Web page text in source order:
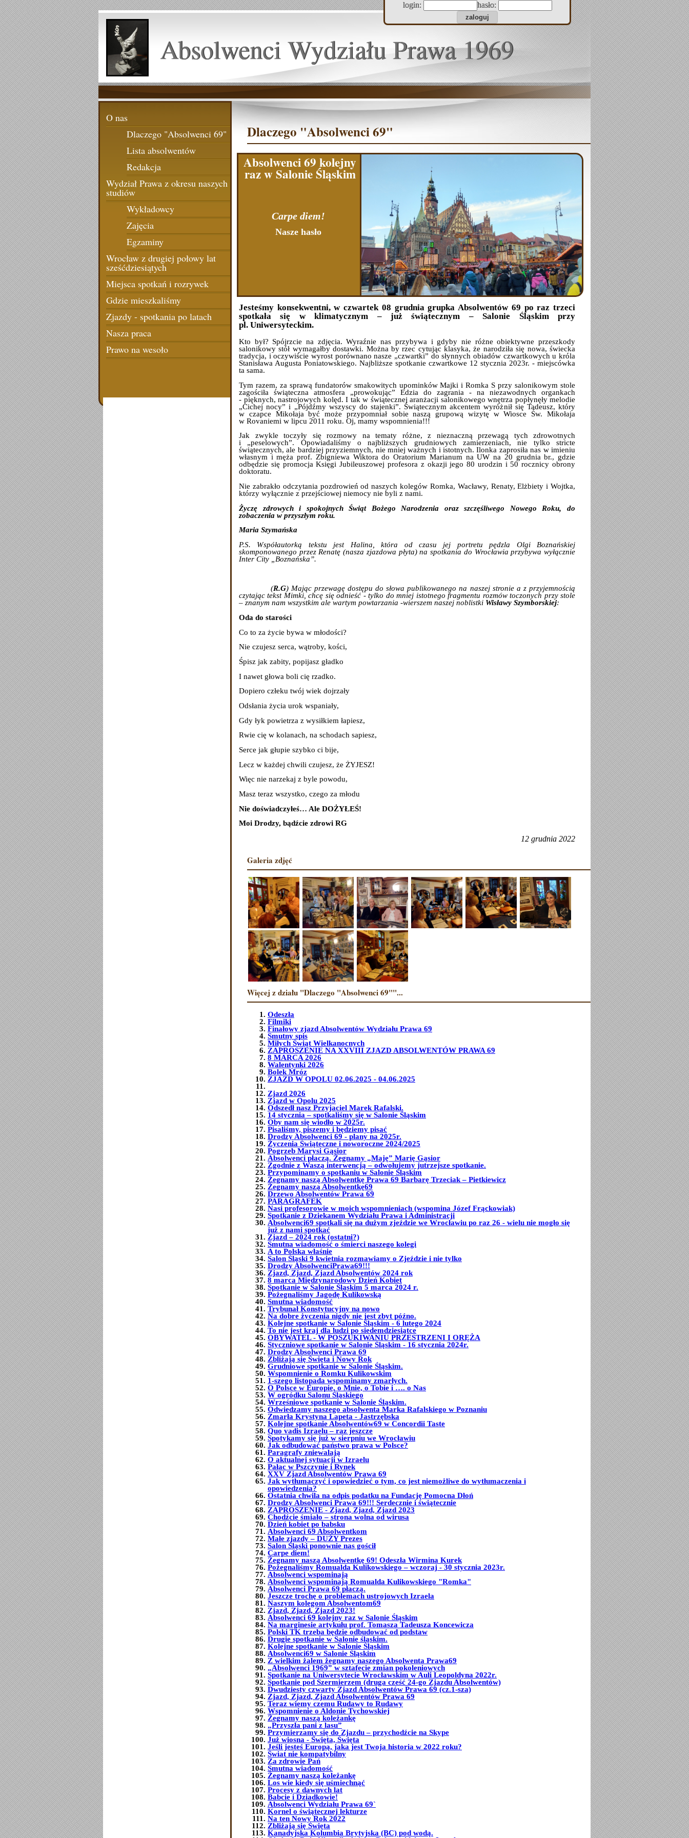
login: hasło:
Absolwenci Wydziału Prawa 1969
O nas
Dlaczego "Absolwenci 69"
Lista absolwentów
Redakcja
Wydział Prawa z okresu naszych
studiów
Wykładowcy
Zajęcia
Egzaminy
Wrocław z drugiej połowy lat
sześćdziesiątych
Miejsca spotkań i rozrywek
Gdzie mieszkaliśmy
Zjazdy - spotkania po latach
Nasza praca
Prawo na wesoło
Dlaczego "Absolwenci 69"
Absolwenci 69 kolejny
raz w Salonie Śląskim
Carpe diem!
Nasze hasło
Jesteśmy konsekwentni, w czwartek 08 grudnia grupka Absolwentów 69 po raz trzeci
spotkała się w klimatycznym – już świątecznym – Salonie Śląskim przy
pl. Uniwersyteckim.
Kto był? Spójrzcie na zdjęcia. Wyraźnie nas przybywa i gdyby nie różne obiektywne przeszkody
salonikowy stół wymagałby dostawki. Można by rzec cytując klasyka, że narodziła się nowa, świecka
tradycja, i oczywiście wyrost porównano nasze „czwartki” do słynnych obiadów czwartkowych u króla
Stanisława Augusta Poniatowskiego. Najbliższe spotkanie czwartkowe 12 stycznia 2023r. - miejscówka
ta sama.
Tym razem, za sprawą fundatorów smakowitych upominków Majki i Romka S przy salonikowym stole
zagościła świąteczna atmosfera „prowokując” Edzia do zagrania - na niezawodnych organkach
- pięknych, nastrojowych kolęd. I tak w świątecznej aranżacji salonikowego wnętrza popłynęły melodie
„Cichej nocy” i „Pójdźmy wszyscy do stajenki”. Świątecznym akcentem wyróżnił się Tadeusz, który
w czapce Mikołaja być może przypomniał sobie naszą grupową wizytę w Wiosce Św. Mikołaja
w Rovaniemi w lipcu 2011 roku. Oj, mamy wspomnienia!!!
Jak zwykle toczyły się rozmowy na tematy różne, z nieznaczną przewagą tych zdrowotnych
i „peselowych”. Opowiadaliśmy o najbliższych grudniowych zamierzeniach, nie tylko stricte
świątecznych, ale bardziej przyziemnych, nie mniej ważnych i istotnych. Ilonka zaprosiła nas w imieniu
własnym i męża prof. Zbigniewa Wiktora do Oratorium Marianum na UW na 20 grudnia br., gdzie
odbędzie się promocja Księgi Jubileuszowej profesora z okazji jego 80 urodzin i 50 rocznicy obrony
doktoratu.
Nie zabrakło odczytania pozdrowień od naszych kolegów Romka, Wacławy, Renaty, Elżbiety i Wojtka,
którzy wyłącznie z przejściowej niemocy nie byli z nami.
Życzę zdrowych i spokojnych Świąt Bożego Narodzenia oraz szczęśliwego Nowego Roku, do
zobaczenia w przyszłym roku.
Maria Szymańska
P.S. Współautorką tekstu jest Halina, która od czasu jej portretu pędzla Olgi Boznańskiej
skomponowanego przez Renatę (nasza zjazdowa płyta) na spotkania do Wrocławia przybywa wyłącznie
Inter City „Boznańska”.
(R.G) Mając przewagę dostępu do słowa publikowanego na naszej stronie a z przyjemnością
czytając tekst Mimki, chcę się odnieść - tylko do mniej istotnego fragmentu rozmów toczonych przy stole
– znanym nam wszystkim ale wartym powtarzania -wierszem naszej noblistki Wisławy Szymborskiej:
Oda do starości
Co to za życie bywa w młodości?
Nie czujesz serca, wątroby, kości,
Śpisz jak zabity, popijasz gładko
I nawet głowa boli cię rzadko.
Dopiero człeku twój wiek dojrzały
Odsłania życia urok wspaniały,
Gdy łyk powietrza z wysiłkiem łapiesz,
Rwie cię w kolanach, na schodach sapiesz,
Serce jak głupie szybko ci bije,
Lecz w każdej chwili czujesz, że ŻYJESZ!
Więc nie narzekaj z byle powodu,
Masz teraz wszystko, czego za młodu
Nie doświadczyłeś… Ale DOŻYŁEŚ!
Moi Drodzy, bądźcie zdrowi RG
12 grudnia 2022
Galeria zdjęć
Więcej z działu "Dlaczego "Absolwenci 69""...
Odeszła
Filmiki
Finałowy zjazd Absolwentów Wydziału Prawa 69
Smutny spis
Miłych Świąt Wielkanocnych
ZAPROSZENIE NA XXVIII ZJAZD ABSOLWENTÓW PRAWA 69
8 MARCA 2026
Walentynki 2026
Bolek Mróz
ZJAZD W OPOLU 02.06.2025 - 04.06.2025
Zjazd 2026
Zjazd w Opolu 2025
Odszedł nasz Przyjaciel Marek Rafalski.
14 stycznia – spotkaliśmy się w Salonie Śląskim
Oby nam się wiodło w 2025r.
Pisaliśmy, piszemy i będziemy pisać
Drodzy Absolwenci 69 - plany na 2025r.
Życzenia Świąteczne i noworoczne 2024/2025
Pogrzeb Marysi Gąsior
Absolwenci płaczą. Żegnamy „Maję” Marię Gąsior
Zgodnie z Waszą interwencją – odwołujemy jutrzejsze spotkanie.
Przypominamy o spotkaniu w Salonie Śląskim
Żegnamy naszą Absolwentkę Prawa 69 Barbarę Trzeciak – Pietkiewicz
Żegnamy naszą Absolwentkę69
Drzewo Absolwentów Prawa 69
PARAGRAFEK
Nasi profesorowie w moich wspomnieniach (wspomina Józef Frąckowiak)
Spotkanie z Dziekanem Wydziału Prawa i Administracji
Absolwenci69 spotkali się na dużym zjeździe we Wrocławiu po raz 26 - wielu nie mogło się
już z nami spotkać
Zjazd – 2024 rok (ostatni?)
Smutna wiadomość o śmierci naszego kolegi
A to Polska właśnie
Salon Śląski 9 kwietnia rozmawiamy o Zjeździe i nie tylko
Drodzy AbsolwenciPrawa69!!!
Zjazd, Zjazd, Zjazd Absolwentów 2024 rok
8 marca Międzynarodowy Dzień Kobiet
Spotkanie w Salonie Śląskim 5 marca 2024 r.
Pożegnaliśmy Jagodę Kulikowską
Smutna wiadomość
Trybunał Konstytucyjny na nowo
Na dobre życzenia nigdy nie jest zbyt późno.
Kolejne spotkanie w Salonie Śląskim - 6 lutego 2024
To nie jest kraj dla ludzi po siedemdziesiątce
OBYWATEL - W POSZUKIWANIU PRZESTRZENI I ORĘŻA
Styczniowe spotkanie w Salonie Śląskim - 16 stycznia 2024r.
Drodzy Absolwenci Prawa 69
Zbliżają się Święta i Nowy Rok
Grudniowe spotkanie w Salonie Śląskim.
Wspomnienie o Romku Kulikowskim
1-szego listopada wspominamy zmarłych.
O Polsce w Europie, o Mnie, o Tobie i …. o Nas
W ogródku Salonu Śląskiego
Wrześniowe spotkanie w Salonie Śląskim.
Odwiedzamy naszego absolwenta Marka Rafalskiego w Poznaniu
Zmarła Krystyna Lapeta - Jastrzębska
Kolejne spotkanie Absolwentów69 w Concordii Taste
Quo vadis Izraelu – raz jeszcze
Spotykamy się już w sierpniu we Wrocławiu
Jak odbudować państwo prawa w Polsce?
Paragrafy zniewalają
O aktualnej sytuacji w Izraelu
Pałac w Pszczynie i Rynek
XXV Zjazd Absolwentów Prawa 69
Jak wytłumaczyć i opowiedzieć o tym, co jest niemożliwe do wytłumaczenia i
opowiedzenia?
Ostatnia chwila na odpis podatku na Fundację Pomocna Dłoń
Drodzy Absolwenci Prawa 69!!! Serdecznie i świątecznie
ZAPROSZENIE - Zjazd, Zjazd, Zjazd 2023
Chodźcie śmiało – strona wolna od wirusa
Dzień kobiet po babsku
Absolwenci 69 Absolwentkom
Małe zjazdy – DUŻY Prezes
Salon Śląski ponownie nas gościł
Carpe diem!
Żegnamy naszą Absolwentkę 69! Odeszła Wirmina Kurek
Pożegnaliśmy Romualda Kulikowskiego – wczoraj - 30 stycznia 2023r.
Absolwenci wspominają
Absolwenci wspominają Romualda Kulikowskiego "Romka"
Absolwenci Prawa 69 płaczą.
Jeszcze trochę o problemach ustrojowych Izraela
Naszym kolegom Absolwentom69
Zjazd, Zjazd, Zjazd 2023!
Absolwenci 69 kolejny raz w Salonie Śląskim
Na marginesie artykułu prof. Tomasza Tadeusza Koncewicza
Polski TK trzeba będzie odbudować od podstaw
Drugie spotkanie w Salonie śląskim.
Kolejne spotkanie w Salonie Śląskim
Absolwenci69 w Salonie Śląskim
Z wielkim żalem żegnamy naszego Absolwenta Prawa69
„Absolwenci 1969” w sztafecie zmian pokoleniowych
Spotkanie na Uniwersytecie Wrocławskim w Auli Leopoldyna 2022r.
Spotkanie pod Szermierzem (druga cześć 24-go Zjazdu Absolwentów)
Dwudziesty czwarty Zjazd Absolwentów Prawa 69 (cz.1-sza)
Zjazd, Zjazd, Zjazd Absolwentów Prawa 69
Teraz wiemy czemu Rudawy to Rudawy
Wspomnienie o Aldonie Tychowskiej
Żegnamy naszą koleżankę
„Przyszła pani z lasu”
Przymierzamy się do Zjazdu – przychodźcie na Skype
Już wiosna - Święta, Święta
Jeśli jesteś Europą, jaka jest Twoja historia w 2022 roku?
Świat nie kompatybilny
Za zdrowie Pań
Smutna wiadomość
Żegnamy naszą koleżankę
Los wie kiedy się uśmiechnąć
Procesy z dawnych lat
Babcie i Dziadkowie!
Absolwenci Wydziału Prawa 69`
Kornel o świątecznej lekturze
Na ten Nowy Rok 2022
Zbliżają się Święta
Kanadyjska Kolumbia Brytyjska (BC) pod wodą.